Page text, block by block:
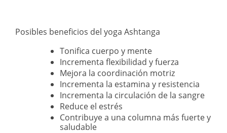
Posibles beneficios del yoga Ashtanga
Tonifica cuerpo y mente
Incrementa flexibilidad y fuerza
Mejora la coordinación motriz
Incrementa la estamina y resistencia
Incrementa la circulación de la sangre
Reduce el estrés
Contribuye a una columna más fuerte y
saludable